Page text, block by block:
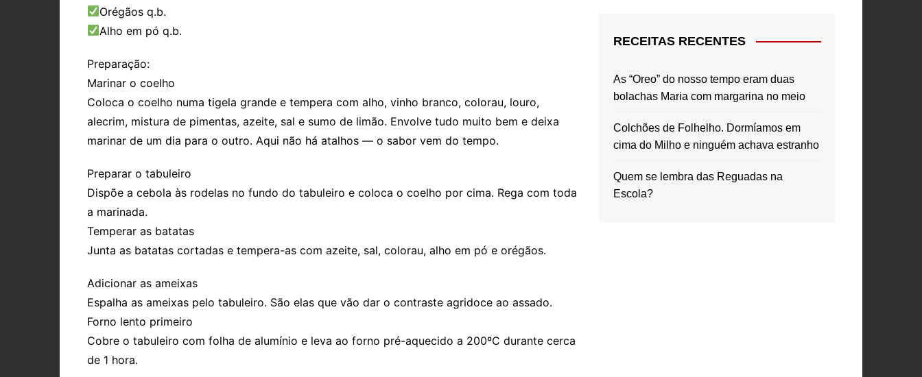
Orégãos q.b.
Alho em pó q.b.
Preparação:
Marinar o coelho
Coloca o coelho numa tigela grande e tempera com alho, vinho branco, colorau, louro,
alecrim, mistura de pimentas, azeite, sal e sumo de limão. Envolve tudo muito bem e deixa
marinar de um dia para o outro. Aqui não há atalhos — o sabor vem do tempo.
Preparar o tabuleiro
Dispõe a cebola às rodelas no fundo do tabuleiro e coloca o coelho por cima. Rega com toda
a marinada.
Temperar as batatas
Junta as batatas cortadas e tempera-as com azeite, sal, colorau, alho em pó e orégãos.
Adicionar as ameixas
Espalha as ameixas pelo tabuleiro. São elas que vão dar o contraste agridoce ao assado.
Forno lento primeiro
Cobre o tabuleiro com folha de alumínio e leva ao forno pré-aquecido a 200ºC durante cerca
de 1 hora.
RECEITAS RECENTES
As “Oreo” do nosso tempo eram duas
bolachas Maria com margarina no meio
Colchões de Folhelho. Dormíamos em
cima do Milho e ninguém achava estranho
Quem se lembra das Reguadas na
Escola?